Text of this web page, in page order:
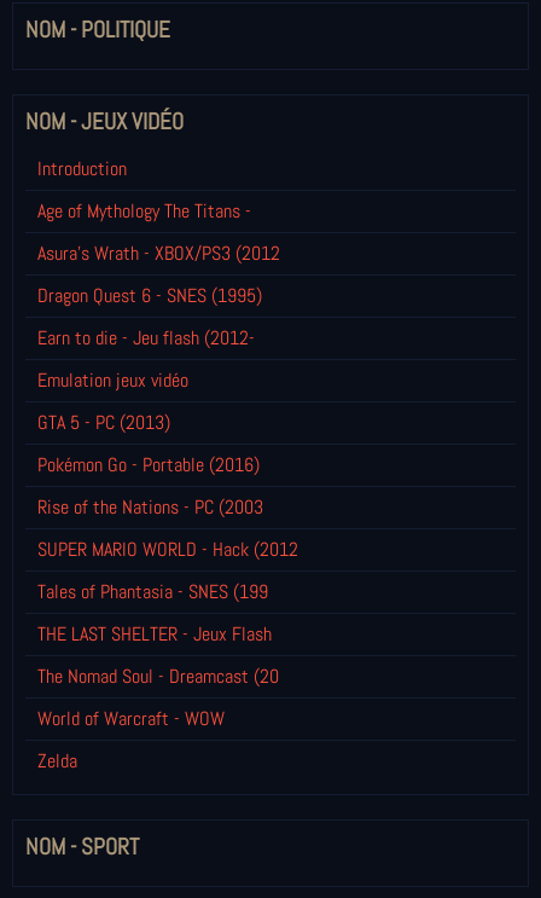
NOM - POLITIQUE
NOM - JEUX VIDÉO
Introduction
Age of Mythology The Titans -
Asura's Wrath - XBOX/PS3 (2012
Dragon Quest 6 - SNES (1995)
Earn to die - Jeu flash (2012-
Emulation jeux vidéo
GTA 5 - PC (2013)
Pokémon Go - Portable (2016)
Rise of the Nations - PC (2003
SUPER MARIO WORLD - Hack (2012
Tales of Phantasia - SNES (199
THE LAST SHELTER - Jeux Flash
The Nomad Soul - Dreamcast (20
World of Warcraft - WOW
Zelda
NOM - SPORT